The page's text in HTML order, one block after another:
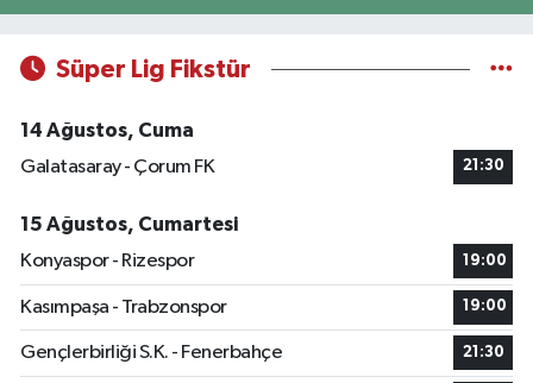
Süper Lig Fikstür
14 Ağustos, Cuma
Galatasaray - Çorum FK
21:30
15 Ağustos, Cumartesi
Konyaspor - Rizespor
19:00
Kasımpaşa - Trabzonspor 19:00
Gençlerbirliği S.K. - Fenerbahçe 21:30